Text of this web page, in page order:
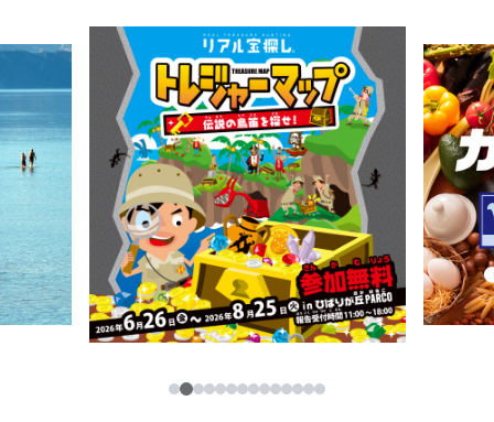
レストラン・カフェ
TAX FREE
PARCOメンバーズ
JP
ภาษาไทย
日本語
123456789101112
13